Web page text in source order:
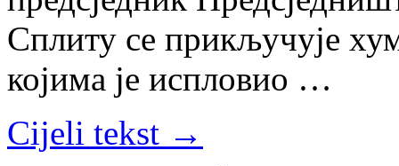
Сплиту се прикључује
којима је испловио …
Cijeli tekst →